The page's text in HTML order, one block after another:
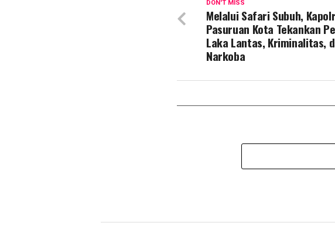
DON'T MISS
Melalui Safari Subuh,
Pasuruan Kota Tekankan
Laka Lantas, Kriminalitas,
Narkoba